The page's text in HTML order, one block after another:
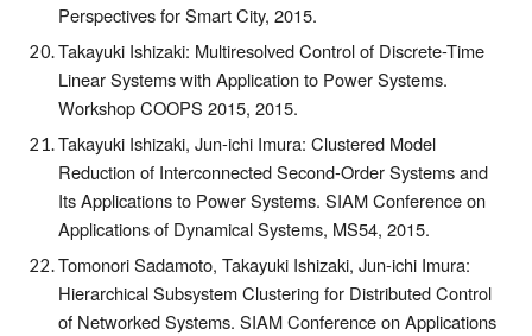
Perspectives for Smart City, 2015.
Takayuki Ishizaki: Multiresolved Control of Discrete-Time
Linear Systems with Application to Power Systems.
Workshop COOPS 2015, 2015.
Takayuki Ishizaki, Jun-ichi Imura: Clustered Model
Reduction of Interconnected Second-Order Systems and
Its Applications to Power Systems. SIAM Conference on
Applications of Dynamical Systems, MS54, 2015.
Tomonori Sadamoto, Takayuki Ishizaki, Jun-ichi Imura:
Hierarchical Subsystem Clustering for Distributed Control
of Networked Systems. SIAM Conference on Applications